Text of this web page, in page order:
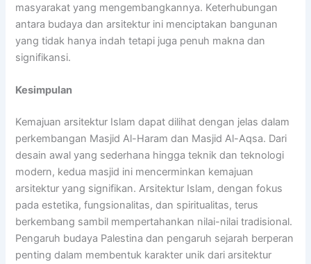
masyarakat yang mengembangkannya. Keterhubungan
antara budaya dan arsitektur ini menciptakan bangunan
yang tidak hanya indah tetapi juga penuh makna dan
signifikansi.
Kesimpulan
Kemajuan arsitektur Islam dapat dilihat dengan jelas dalam
perkembangan Masjid Al-Haram dan Masjid Al-Aqsa. Dari
desain awal yang sederhana hingga teknik dan teknologi
modern, kedua masjid ini mencerminkan kemajuan
arsitektur yang signifikan. Arsitektur Islam, dengan fokus
pada estetika, fungsionalitas, dan spiritualitas, terus
berkembang sambil mempertahankan nilai-nilai tradisional.
Pengaruh budaya Palestina dan pengaruh sejarah berperan
penting dalam membentuk karakter unik dari arsitektur